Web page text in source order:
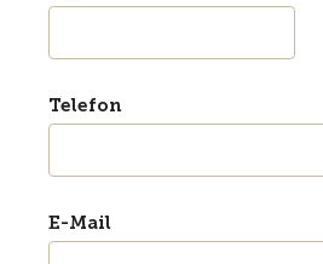
Telefon
E-Mail